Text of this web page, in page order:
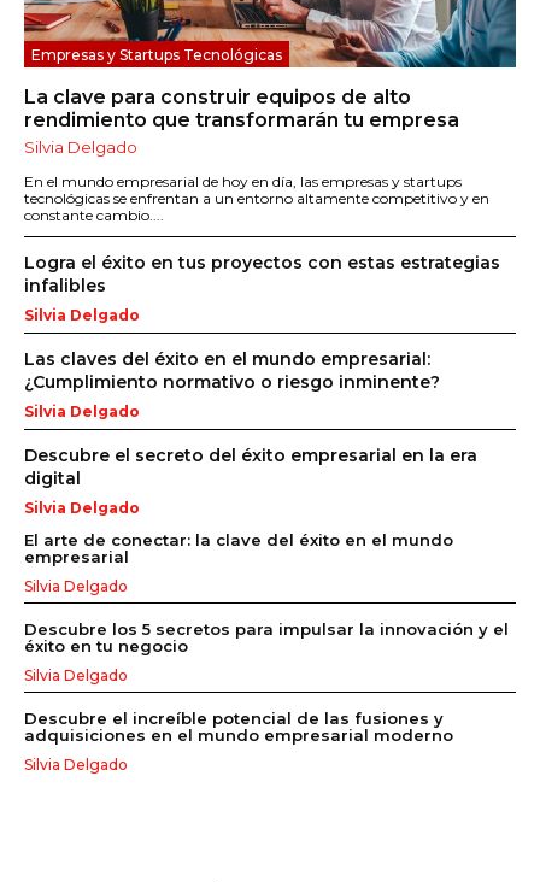
Empresas y Startups Tecnológicas
La clave para construir equipos de alto
rendimiento que transformarán tu empresa
Silvia Delgado
En el mundo empresarial de hoy en día, las empresas y startups
tecnológicas se enfrentan a un entorno altamente competitivo y en
constante cambio....
Logra el éxito en tus proyectos con estas estrategias
infalibles
Silvia Delgado
Las claves del éxito en el mundo empresarial:
¿Cumplimiento normativo o riesgo inminente?
Silvia Delgado
Descubre el secreto del éxito empresarial en la era
digital
Silvia Delgado
El arte de conectar: la clave del éxito en el mundo
empresarial
Silvia Delgado
Descubre los 5 secretos para impulsar la innovación y el
éxito en tu negocio
Silvia Delgado
Descubre el increíble potencial de las fusiones y
adquisiciones en el mundo empresarial moderno
Silvia Delgado